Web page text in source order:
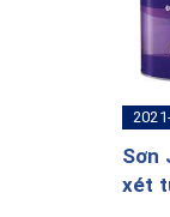
Sơn
xét